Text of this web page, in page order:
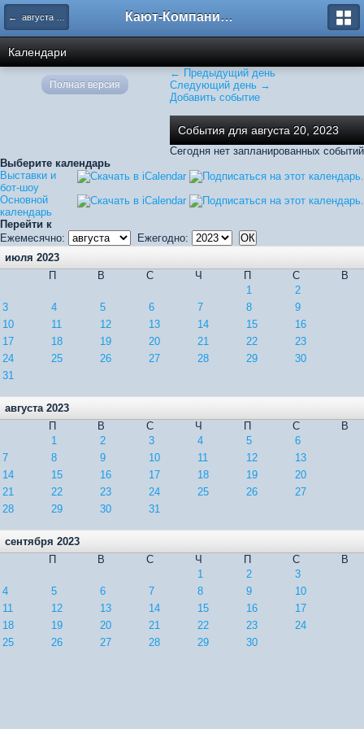
← августа 2023 Кают-Компания "Катера и Яхты"
Календари
← Предыдущий день
Следующий день →
Добавить событие
События для августа 20, 2023
Сегодня нет запланированных событий
Выберите календарь
Выставки и
бот-шоу
Основной
календарь
Перейти к
Ежемесячно:
Ежегодно:
июля 2023
П
В С Ч П С
В
1
2
3
4 5 6 7 8
9
10
11 12 13 14 15
16
17
18 19 20 21 22
23
24
25 26 27 28 29
30
31
августа 2023
П
В С Ч П С
В
1
2 3 4 5
6
7
8 9 10 11 12
13
14
15 16 17 18 19
20
21
22 23 24 25 26
27
28
29 30 31
сентября 2023
П
В С Ч П С
В
1
2
3
4
5 6 7 8 9
10
11
12 13 14 15 16
17
18
19 20 21 22 23
24
25
26 27 28 29 30
Полная версия